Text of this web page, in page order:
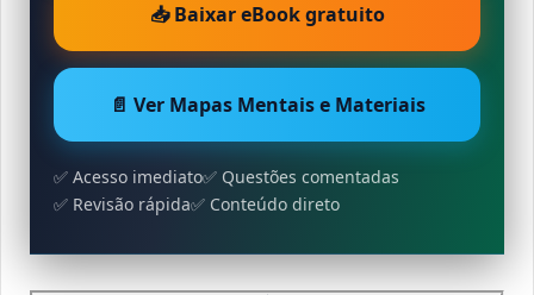
📥 Baixar eBook gratuito
📄 Ver Mapas Mentais e Materiais
✅ Acesso imediato✅ Questões comentadas
✅ Revisão rápida✅ Conteúdo direto